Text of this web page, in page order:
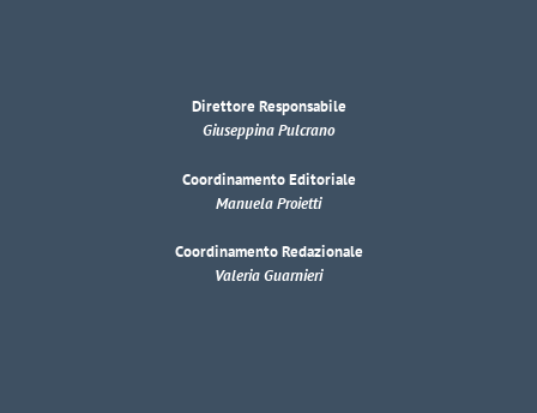
Direttore Responsabile
Giuseppina Pulcrano
Coordinamento Editoriale
Manuela Proietti
Coordinamento Redazionale
Valeria Guarnieri